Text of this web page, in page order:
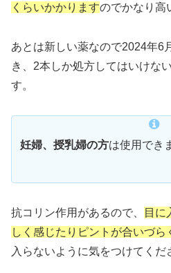
くらいかかりますのでかなり高
あとは新しい薬なので2024年6
き、2本しか処方してはいけな
す。
妊婦、授乳婦の方は使用でき
抗コリン作用があるので、
目に
しく感じたりピントが合いづら
入らないように気をつけてくだ